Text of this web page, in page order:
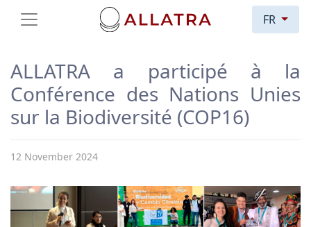
FR
ALLATRA a participé à la
Conférence des Nations Unies
sur la Biodiversité (COP16)
12 November 2024